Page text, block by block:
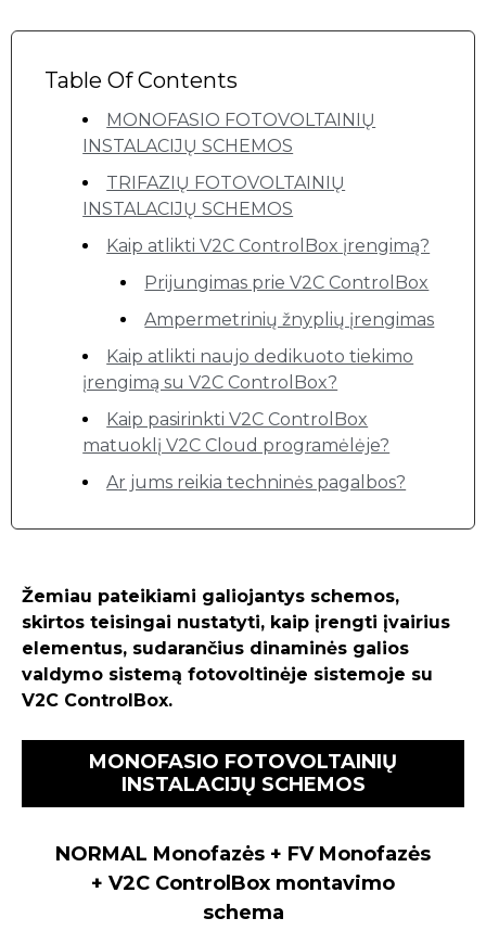
Table Of Contents
MONOFASIO FOTOVOLTAINIŲ
INSTALACIJŲ SCHEMOS
TRIFAZIŲ FOTOVOLTAINIŲ
INSTALACIJŲ SCHEMOS
Kaip atlikti V2C ControlBox įrengimą?
Prijungimas prie V2C ControlBox
Ampermetrinių žnyplių įrengimas
Kaip atlikti naujo dedikuoto tiekimo
įrengimą su V2C ControlBox?
Kaip pasirinkti V2C ControlBox
matuoklį V2C Cloud programėlėje?
Ar jums reikia techninės pagalbos?
Žemiau pateikiami galiojantys schemos,
skirtos teisingai nustatyti, kaip įrengti įvairius
elementus, sudarančius dinaminės galios
valdymo sistemą fotovoltinėje sistemoje su
V2C ControlBox.
MONOFASIO FOTOVOLTAINIŲ
INSTALACIJŲ SCHEMOS
NORMAL Monofazės + FV Monofazės
+ V2C ControlBox montavimo
schema